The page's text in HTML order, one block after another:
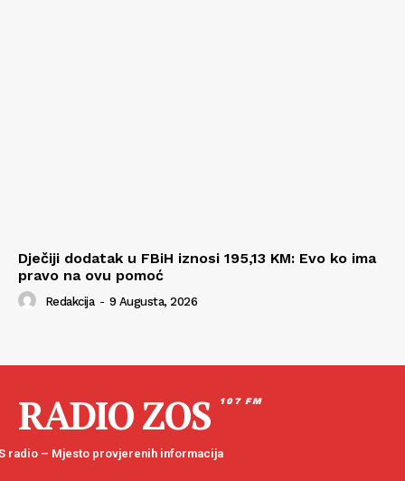
Dječiji dodatak u FBiH iznosi 195,13 KM: Evo ko ima
pravo na ovu pomoć
Redakcija - 9 Augusta, 2026
RADIO ZOS 107 FM
radio – Mjesto provjerenih informacija